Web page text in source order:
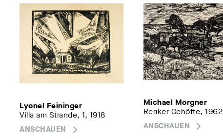
Lyonel Feininger
Villa am Strande, 1, 1918
ANSCHAUEN
Michael Morgner
Reriker Gehöfte, 1962
ANSCHAUEN